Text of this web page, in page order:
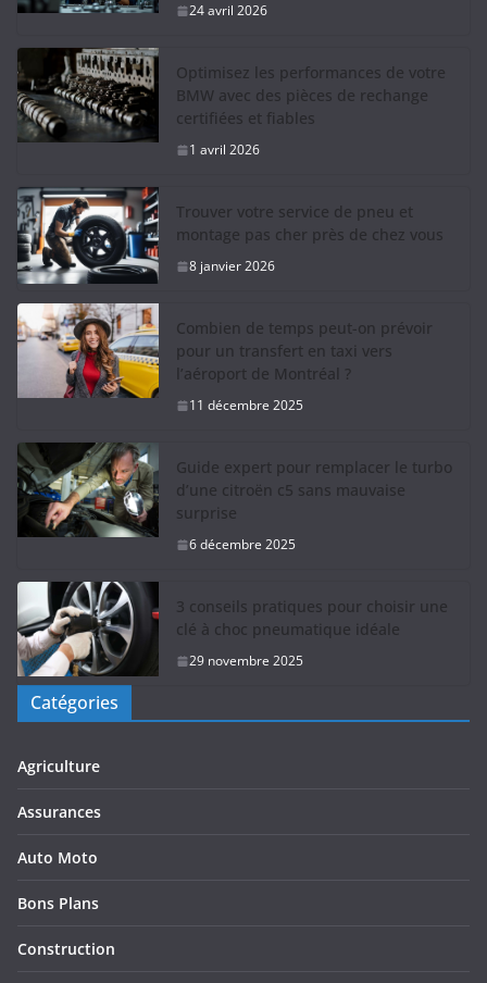
24 avril 2026
Optimisez les performances de votre
BMW avec des pièces de rechange
certifiées et fiables
1 avril 2026
Trouver votre service de pneu et
montage pas cher près de chez vous
8 janvier 2026
Combien de temps peut-on prévoir
pour un transfert en taxi vers
l’aéroport de Montréal ?
11 décembre 2025
Guide expert pour remplacer le turbo
d’une citroën c5 sans mauvaise
surprise
6 décembre 2025
3 conseils pratiques pour choisir une
clé à choc pneumatique idéale
29 novembre 2025
Catégories
Agriculture
Assurances
Auto Moto
Bons Plans
Construction